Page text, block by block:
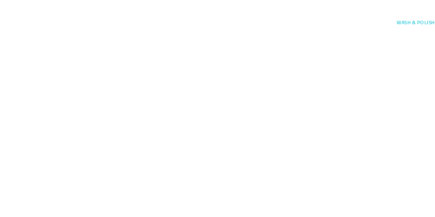
WASH & POLISH